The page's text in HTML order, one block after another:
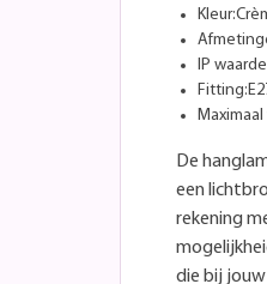
IP
De
een
rekening
die bij